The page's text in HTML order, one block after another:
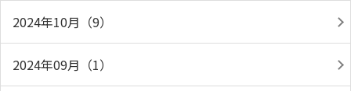
2024年10月（9）
2024年09月（1）